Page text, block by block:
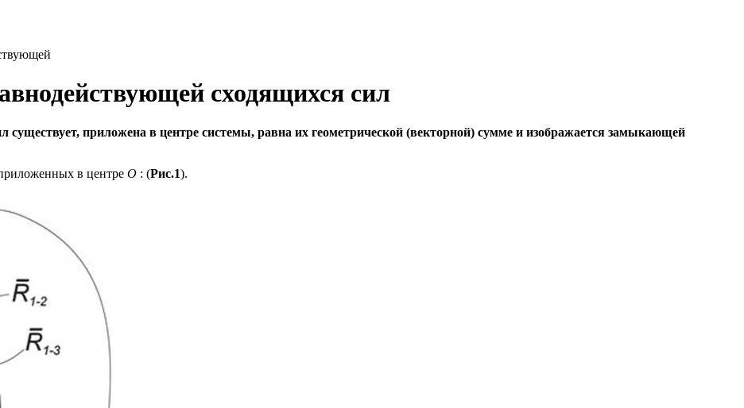
сходящихся сил
приложена в центре системы, равна их геометрической (векторной) сумме и изображается замыкающей
в центре О : (Рис.1).